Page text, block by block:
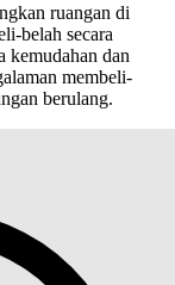
ruangan di
belah secara
kemudahan dan
membeli-
berulang.